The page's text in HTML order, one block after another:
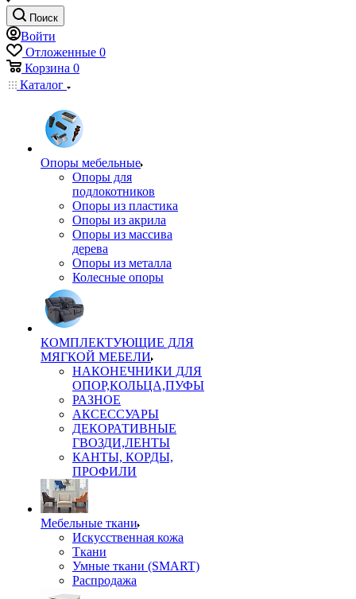
Поиск
Войти
Отложенные 0
Корзина 0
Каталог
Опоры мебельные
Опоры для
подлокотников
Опоры из пластика
Опоры из акрила
Опоры из массива
дерева
Опоры из металла
Колесные опоры
КОМПЛЕКТУЮЩИЕ ДЛЯ
МЯГКОЙ МЕБЕЛИ
НАКОНЕЧНИКИ ДЛЯ
ОПОР,КОЛЬЦА,ПУФЫ
РАЗНОЕ
АКСЕССУАРЫ
ДЕКОРАТИВНЫЕ
ГВОЗДИ,ЛЕНТЫ
КАНТЫ, КОРДЫ,
ПРОФИЛИ
Мебельные ткани
Искусственная кожа
Ткани
Умные ткани (SMART)
Распродажа